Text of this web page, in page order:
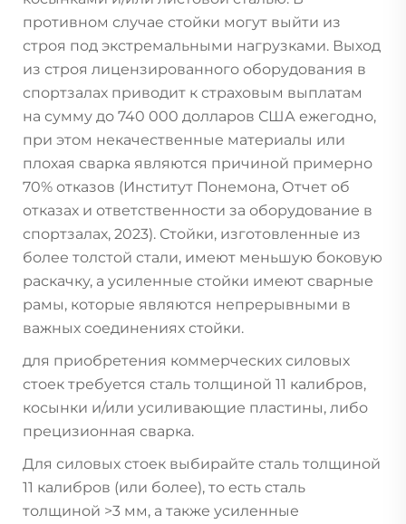
противном случае стойки могут выйти из
строя под экстремальными нагрузками. Выход
из строя лицензированного оборудования в
спортзалах приводит к страховым выплатам
на сумму до 740 000 долларов США ежегодно,
при этом некачественные материалы или
плохая сварка являются причиной примерно
70% отказов (Институт Понемона, Отчет об
отказах и ответственности за оборудование в
спортзалах, 2023). Стойки, изготовленные из
более толстой стали, имеют меньшую боковую
раскачку, а усиленные стойки имеют сварные
рамы, которые являются непрерывными в
важных соединениях стойки.
для приобретения коммерческих силовых
стоек требуется сталь толщиной 11 калибров,
косынки и/или усиливающие пластины, либо
прецизионная сварка.
Для силовых стоек выбирайте сталь толщиной
11 калибров (или более), то есть сталь
толщиной >3 мм, а также усиленные